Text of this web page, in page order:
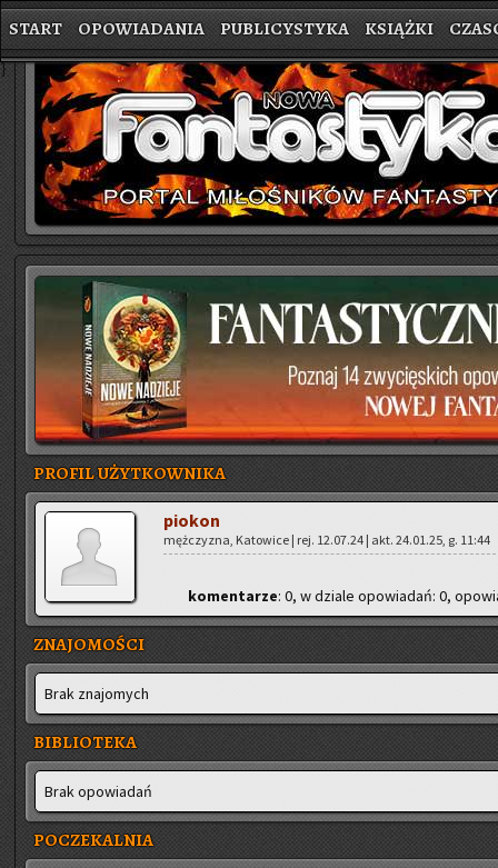
START OPOWIADANIA PUBLICYSTYKA KSIĄŻKI
}
PROFIL UŻYTKOWNIKA
pio­kon
męż­czy­zna, Ka­to­wi­ce | rej. 12.07.24 | akt. 24.01.25, g. 11:44
ko­men­ta­rze: 0, w dzia­le opo­wia­dań: 0,
ZNAJOMOŚCI
Brak zna­jo­mych
BIBLIOTEKA
Brak opo­wia­dań
POCZEKALNIA